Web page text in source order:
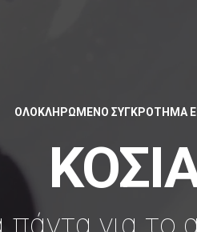
ΟΛΟΚΛΗΡΩΜΕΝΟ ΣΥΓΚΡΟΤΗΜΑ
πάντα για το